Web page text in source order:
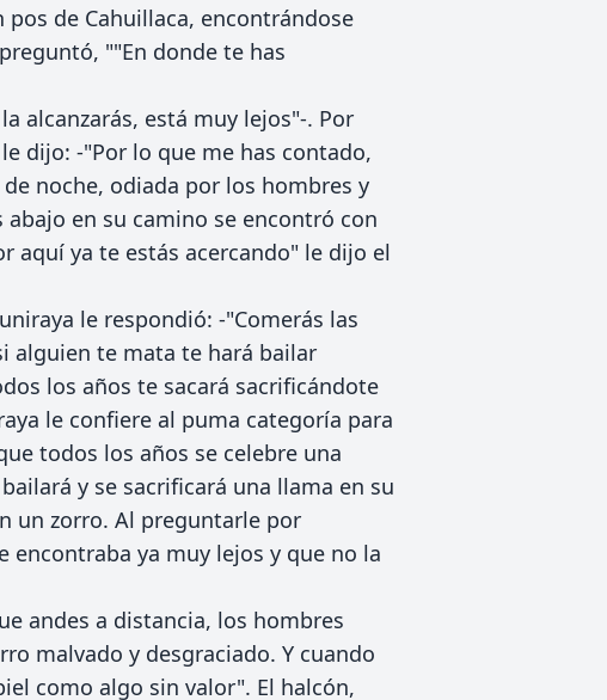
pos de Cahuillaca, encontrándose
""En donde te has
alcanzarás, está muy lejos"-. Por
dijo: -"Por lo que me has contado,
noche, odiada por los hombres y
en su camino se encontró con
aquí ya te estás acercando" le dijo el
le respondió: -"Comerás las
alguien te mata te hará bailar
los años te sacará sacrificándote
le confiere al puma categoría para
todos los años se celebre una
y se sacrificará una llama en su
un zorro. Al preguntarle por
encontraba ya muy lejos y que no la
andes a distancia, los hombres
malvado y desgraciado. Y cuando
como algo sin valor". El halcón,